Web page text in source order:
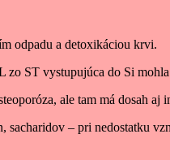
odpadu a detoxikáciou krvi.
zo ST vystupujúca do Si
ale tam má dosah aj
– pri nedostatku